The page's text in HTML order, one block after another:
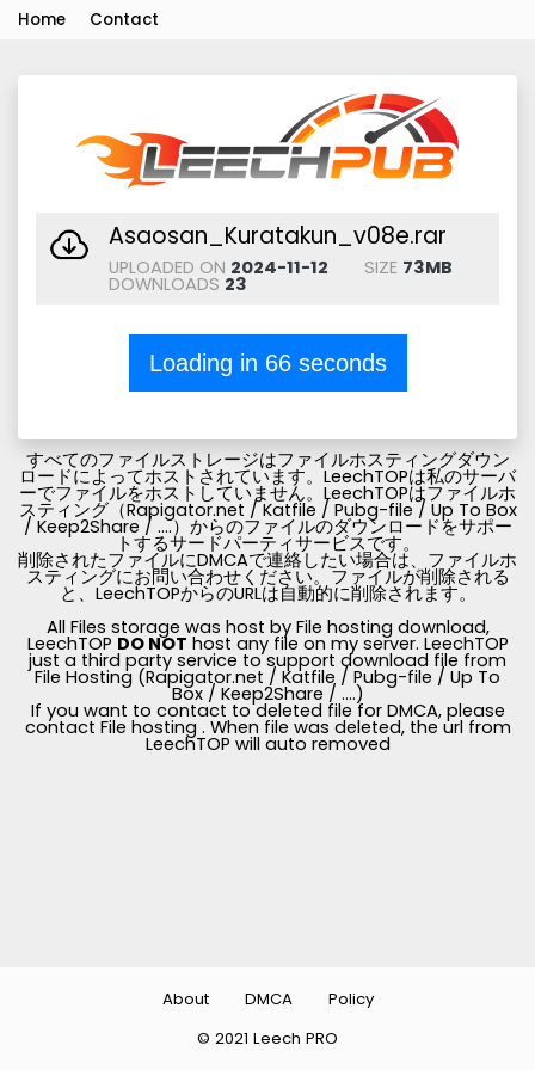
Home Contact
Asaosan_Kuratakun_v08e.rar
UPLOADED ON 2024-11-12 SIZE 73MB
DOWNLOADS 23
Loading in 66seconds
すべてのファイルストレージはファイルホスティングダウン
ロードによってホストされています。LeechTOPは私のサーバ
ーでファイルをホストしていません。LeechTOPはファイルホ
スティング（Rapigator.net / Katfile / Pubg-file / Up To Box
/ Keep2Share / ....）からのファイルのダウンロードをサポー
トするサードパーティサービスです。
削除されたファイルにDMCAで連絡したい場合は、ファイルホ
スティングにお問い合わせください。ファイルが削除される
と、LeechTOPからのURLは自動的に削除されます。
All Files storage was host by File hosting download,
LeechTOP DO NOT host any file on my server. LeechTOP
just a third party service to support download file from
File Hosting (Rapigator.net / Katfile / Pubg-file / Up To
Box / Keep2Share / ....)
If you want to contact to deleted file for DMCA, please
contact File hosting . When file was deleted, the url from
LeechTOP will auto removed
© 2021 Leech PRO
About DMCA Policy